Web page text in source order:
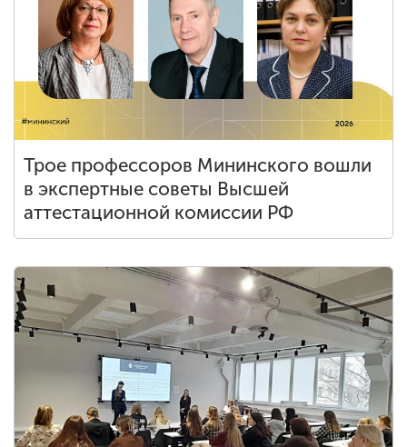
Трое профессоров Мининского вошли
в экспертные советы Высшей
аттестационной комиссии РФ